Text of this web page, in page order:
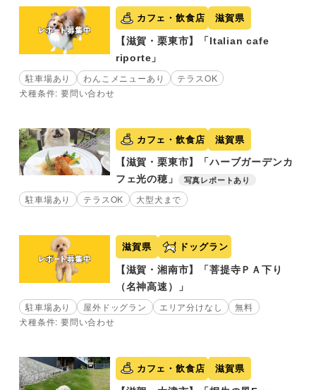
カフェ・飲食店 滋賀県
【滋賀・栗東市】「Italian cafe
riporte」
駐車場あり わんこメニューあり
テラスOK
犬種条件: 要問い合わせ
カフェ・飲食店 滋賀県
【滋賀・栗東市】「ハーブガーデンカ
フェ光の穂」
写真レポートあり
駐車場あり テラスOK 大型犬まで
滋賀県 ドッグラン
【滋賀・湘南市】「菩提寺ＰＡ下り
（名神高速）」
駐車場あり 屋外ドッグラン エリア分けなし
無料
犬種条件: 要問い合わせ
カフェ・飲食店 滋賀県